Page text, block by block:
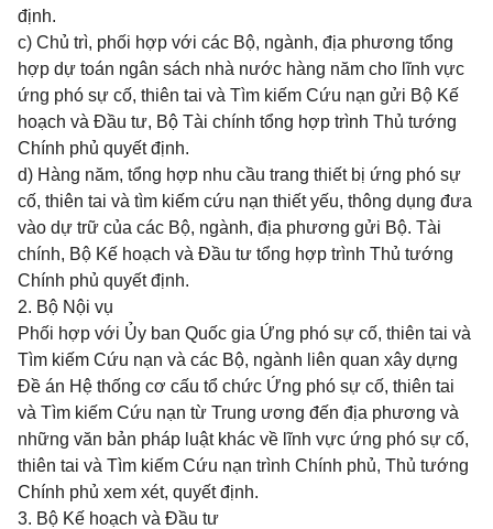
định.
c) Chủ trì, phối hợp với các Bộ, ngành, địa phương tổng
hợp dự toán ngân sách nhà nước hàng năm cho lĩnh vực
ứng phó sự cố, thiên tai và Tìm kiếm Cứu nạn gửi Bộ Kế
hoạch và Đầu tư, Bộ Tài chính tổng hợp trình Thủ tướng
Chính phủ quyết định.
d) Hàng năm, tổng hợp nhu cầu trang thiết bị ứng phó sự
cố, thiên tai và tìm kiếm cứu nạn thiết yếu, thông dụng đưa
vào dự trữ của các Bộ, ngành, địa phương gửi Bộ. Tài
chính, Bộ Kế hoạch và Đầu tư tổng hợp trình Thủ tướng
Chính phủ quyết định.
2. Bộ Nội vụ
Phối hợp với Ủy ban Quốc gia Ứng phó sự cố, thiên tai và
Tìm kiếm Cứu nạn và các Bộ, ngành liên quan xây dựng
Đề án Hệ thống cơ cấu tổ chức Ứng phó sự cố, thiên tai
và Tìm kiếm Cứu nạn từ Trung ương đến địa phương và
những văn bản pháp luật khác về lĩnh vực ứng phó sự cố,
thiên tai và Tìm kiếm Cứu nạn trình Chính phủ, Thủ tướng
Chính phủ xem xét, quyết định.
3. Bộ Kế hoạch và Đầu tư